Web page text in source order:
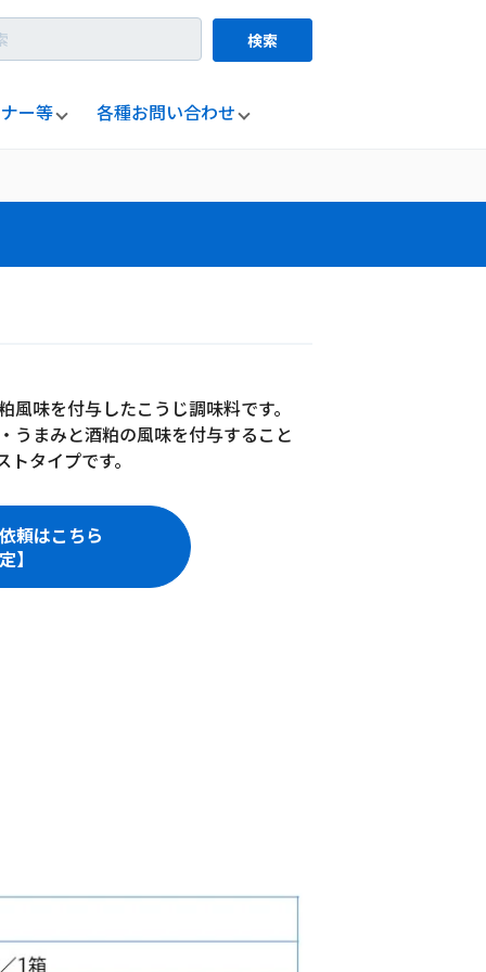
検索
ー等 各種お問い合わせ
味を付与したこうじ調味料です。
うまみと酒粕の風味を付与すること
タイプです。
頼はこちら
】